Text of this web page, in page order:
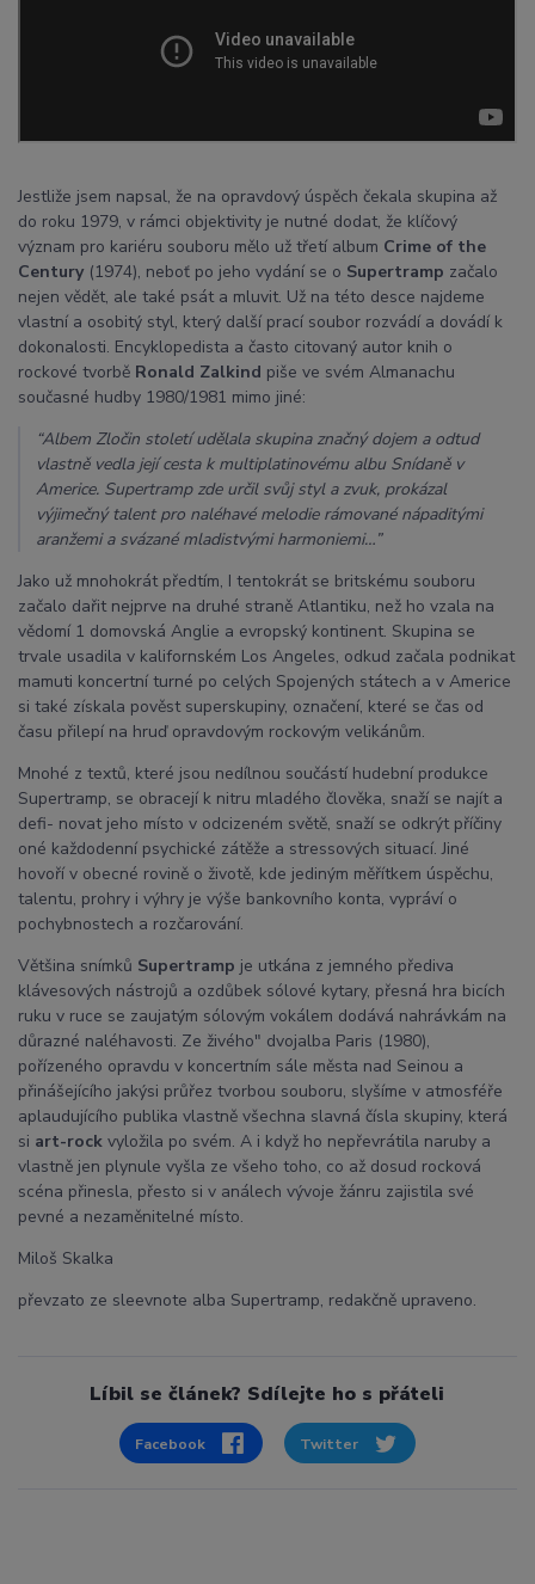
Jestliže jsem napsal, že na opravdový úspěch čekala skupina až
do roku 1979, v rámci objektivity je nutné dodat, že klíčový
význam pro kariéru souboru mělo už třetí album Crime of the
Century (1974), neboť po jeho vydání se o Supertramp začalo
nejen vědět, ale také psát a mluvit. Už na této desce najdeme
vlastní a osobitý styl, který další prací soubor rozvádí a dovádí k
dokonalosti. Encyklopedista a často citovaný autor knih o
rockové tvorbě Ronald Zalkind piše ve svém Almanachu
současné hudby 1980/1981 mimo jiné:
“Albem Zločin století udělala skupina značný dojem a odtud
vlastně vedla její cesta k multiplatinovému albu Snídaně v
Americe. Supertramp zde určil svůj styl a zvuk, prokázal
výjimečný talent pro naléhavé melodie rámované nápaditými
aranžemi a svázané mladistvými harmoniemi…”
Jako už mnohokrát předtím, I tentokrát se britskému souboru
začalo dařit nejprve na druhé straně Atlantiku, než ho vzala na
vědomí 1 domovská Anglie a evropský kontinent. Skupina se
trvale usadila v kalifornském Los Angeles, odkud začala podnikat
mamuti koncertní turné po celých Spojených státech a v Americe
si také získala pověst superskupiny, označení, které se čas od
času přilepí na hruď opravdovým rockovým velikánům.
Mnohé z textů, které jsou nedílnou součástí hudební produkce
Supertramp, se obracejí k nitru mladého člověka, snaží se najít a
defi- novat jeho místo v odcizeném světě, snaží se odkrýt příčiny
oné každodenní psychické zátěže a stressových situací. Jiné
hovoří v obecné rovině o životě, kde jediným měřítkem úspěchu,
talentu, prohry i výhry je výše bankovního konta, vypráví o
pochybnostech a rozčarování.
Většina snímků Supertramp je utkána z jemného přediva
klávesových nástrojů a ozdůbek sólové kytary, přesná hra bicích
ruku v ruce se zaujatým sólovým vokálem dodává nahrávkám na
důrazné naléhavosti. Ze živého" dvojalba Paris (1980),
pořízeného opravdu v koncertním sále města nad Seinou a
přinášejícího jakýsi průřez tvorbou souboru, slyšíme v atmosféře
aplaudujícího publika vlastně všechna slavná čísla skupiny, která
si art-rock vyložila po svém. A i když ho nepřevrátila naruby a
vlastně jen plynule vyšla ze všeho toho, co až dosud rocková
scéna přinesla, přesto si v análech vývoje žánru zajistila své
pevné a nezaměnitelné místo.
Miloš Skalka
převzato ze sleevnote alba Supertramp, redakčně upraveno.
Líbil se článek? Sdílejte ho s přáteli
Facebook Twitter